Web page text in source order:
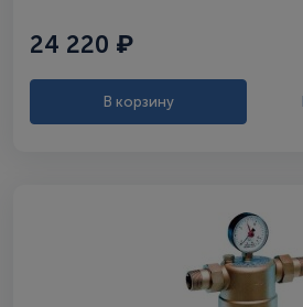
24 220 ₽
В корзину